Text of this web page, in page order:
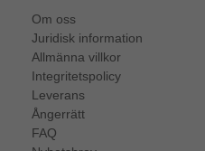
Om oss
Juridisk information
Allmänna villkor
Integritetspolicy
Leverans
Ångerrätt
FAQ